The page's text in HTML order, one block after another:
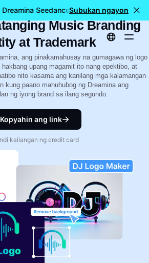
Seedance 2.5 🎉 LIVE na
Subukan ngayon
na DJ Logo Makers
Music Branding
at Trademark
ang pinakamahusay na gumagawa ng logo
upang magamit ito nang epektibo, at
nito kasama ang kanilang mga kalamangan
kung paano mahuhubog ng Dreamina ang
ng iyong brand sa ilang segundo.
Kopyahin ang link
kailangan ng credit card